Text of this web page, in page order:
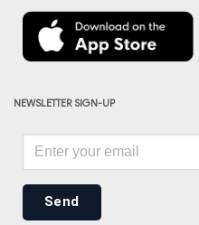
NEWSLETTER SIGN-UP
Send